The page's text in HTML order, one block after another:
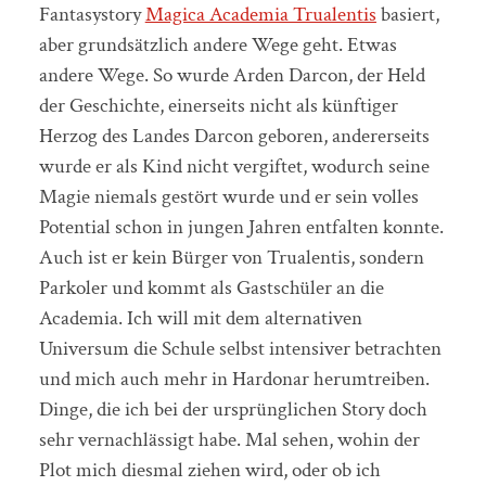
FantasystoryMagica Academia Trualentisbasiert,
aber grundsätzlich andere Wege geht. Etwas
andere Wege. So wurde Arden Darcon, der Held
der Geschichte, einerseits nicht als künftiger
Herzog des Landes Darcon geboren, andererseits
wurde er als Kind nicht vergiftet, wodurch seine
Magie niemals gestört wurde und er sein volles
Potential schon in jungen Jahren entfalten konnte.
Auch ist er kein Bürger von Trualentis, sondern
Parkoler und kommt als Gastschüler an die
Academia. Ich will mit dem alternativen
Universum die Schule selbst intensiver betrachten
und mich auch mehr in Hardonar herumtreiben.
Dinge, die ich bei der ursprünglichen Story doch
sehr vernachlässigt habe. Mal sehen, wohin der
Plot mich diesmal ziehen wird, oder ob ich